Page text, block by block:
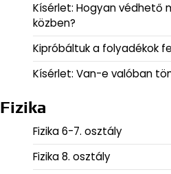
Kísérlet: Hogyan védhető
közben?
Kipróbáltuk a folyadékok
Kísérlet: Van-e valóban
Fizika
Fizika 6-7. osztály
Fizika 8. osztály